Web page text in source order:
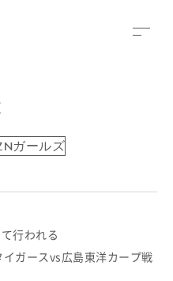
ガールズ
行われる
ガースvs広島東洋カープ戦